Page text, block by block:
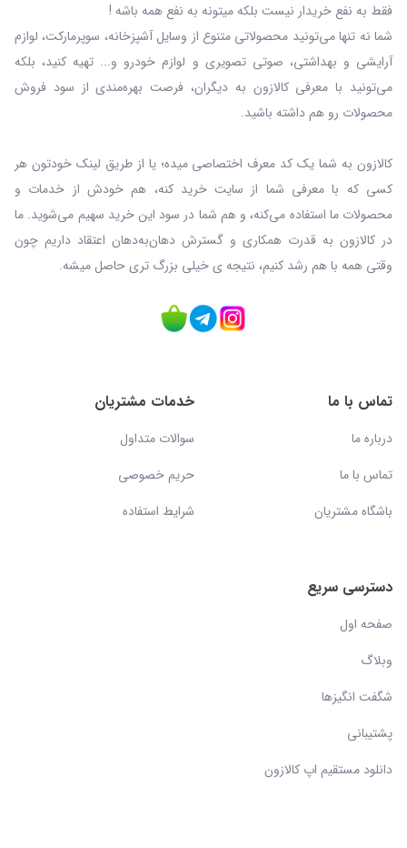
فقط به نفع خریدار نیست بلکه میتونه به نفع همه باشه !
شما نه‌ تنها می‌تونید محصولاتی متنوع از وسایل آشپزخانه، سوپرمارکت، لوازم
آرایشی و بهداشتی، صوتی تصویری و لوازم خودرو و... تهیه کنید، بلکه
می‌تونید با معرفی کالازون به دیگران، فرصت بهره‌مندی از سود فروش
محصولات رو هم داشته باشید.
کالازون به شما یک کد معرف اختصاصی میده؛ یا از طریق لینک خودتون هر
کسی که با معرفی شما از سایت خرید کنه، هم خودش از خدمات و
محصولات ما استفاده می‌کنه، و هم شما در سود این خرید سهیم می‌شوید. ما
در کالازون به قدرت همکاری و گسترش دهان‌به‌دهان اعتقاد داریم چون
وقتی همه با هم رشد کنیم، نتیجه ی خیلی بزرگ‌ تری حاصل میشه.
تماس با ما
درباره ما
تماس با ما
باشگاه مشتریان
خدمات مشتریان
سوالات متداول
حریم خصوصی
شرایط استفاده
دسترسی سریع
صفحه اول
وبلاگ
شگفت انگیزها
پشتیبانی
دانلود مستقیم اپ کالازون